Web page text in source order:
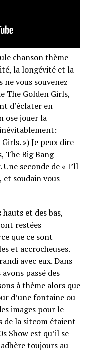
chanson thème
la longévité et la
ne vous souvenez
The Golden Girls,
d’éclater en
ose jouer la
») Je peux dire
The Big Bang
seconde de « I’ll
et soudain vous
et des bas,
restées
que ce sont
et accrocheuses.
avec eux. Dans
passé des
à thème alors que
d’une fontaine ou
images pour le
de la sitcom étaient
Show est qu’il se
toujours au